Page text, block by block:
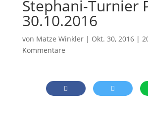
Stephani-Turnier
30.10.2016
von Matze Winkler| Okt. 30, 2016|
Kommentare